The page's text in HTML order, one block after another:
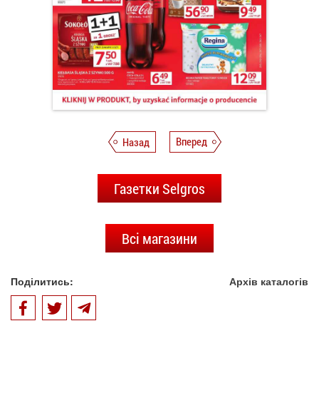
Назад Вперед
Газетки Selgros
Всі магазини
Поділитись: Архів каталогів